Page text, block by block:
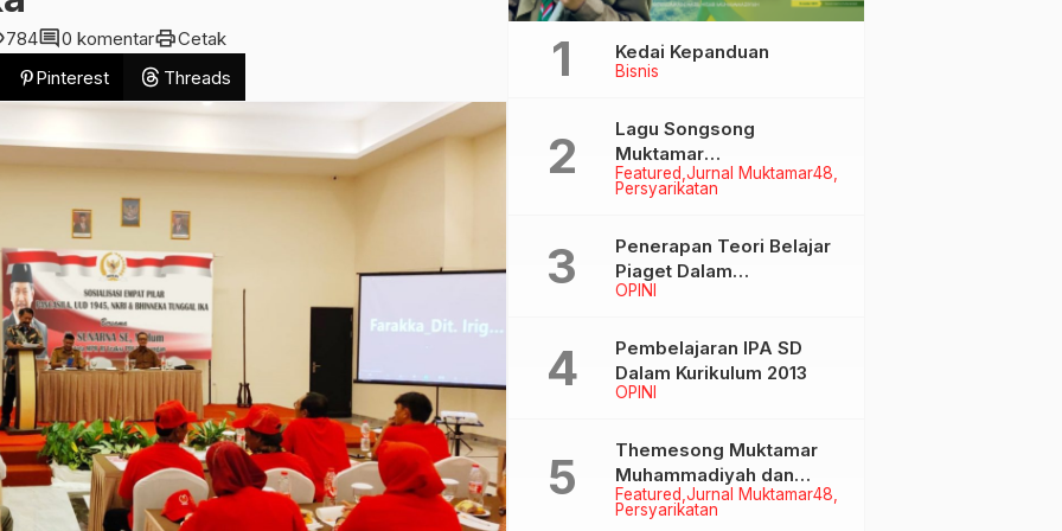
784comment0 komentarprintCetak
Pinterest Threads Bisnis
Kedai Kepanduan
Featured Jurnal Muktamar48
Persyarikatan
Lagu Songsong
Muktamar
Muhammadiyah &
Aisyiyah ke-48
OPINI
Penerapan Teori Belajar
Piaget Dalam
Pembelanjaran IPA SD
OPINI
Pembelajaran IPA SD
Dalam Kurikulum 2013
Featured Jurnal Muktamar48
Persyarikatan
Themesong Muktamar
Muhammadiyah dan
Aisyiyah Ke-48